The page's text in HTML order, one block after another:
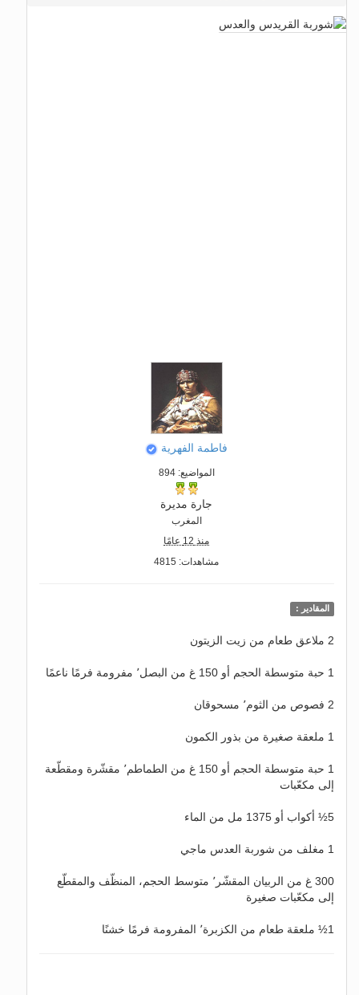
فاطمة الفهرية
المواضيع: 894
جارة مديرة
المغرب
منذ 12 عامًا
مشاهدات: 4815
المقادير :
2 ملاعق طعام من زيت الزيتون
1 حبة متوسطة الحجم أو 150 غ من البصل٬ مفرومة فرمًا ناعمًا
2 فصوص من الثوم٬ مسحوقان
1 ملعقة صغيرة من بذور الكمون
1 حبة متوسطة الحجم أو 150 غ من الطماطم٬ مقشّرة ومقطّعة
إلى مكعّبات
5½ أكواب أو 1375 مل من الماء
1 مغلف من شوربة العدس ماجي
300 غ من الربيان المقشّر٬ متوسط الحجم، المنظّف والمقطّع
إلى مكعّبات صغيرة
1½ ملعقة طعام من الكزبرة٬ المفرومة فرمًا خشنًا